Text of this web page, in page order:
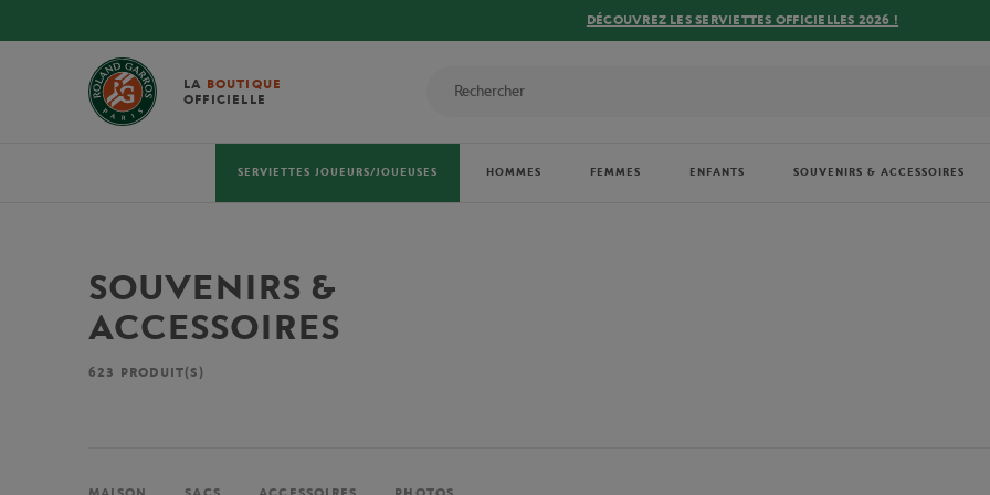
DÉCOUVREZ LES SERVIETTES OFFICIELLES 2026 !
LA BOUTIQUE
OFFICIELLE
SERVIETTES JOUEURS/JOUEUSES HOMMES FEMMES ENFANTS SOUVENIRS & ACCESSOIRES
SOUVENIRS &
ACCESSOIRES
623 PRODUIT(S)